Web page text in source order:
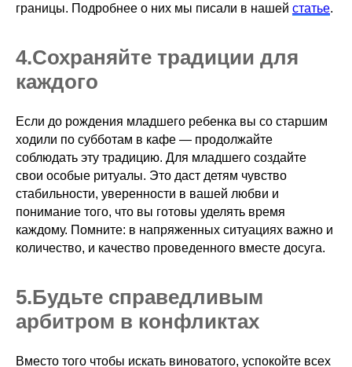
границы. Подробнее о них мы писали в нашей статье.
4.ㅤСохраняйте традиции для
каждого
Если до рождения младшего ребенка вы со старшим
ходили по субботам в кафе — продолжайте
соблюдать эту традицию. Для младшего создайте
свои особые ритуалы. Это даст детям чувство
стабильности, уверенности в вашей любви и
понимание того, что вы готовы уделять время
каждому. Помните: в напряженных ситуациях важно и
количество, и качество проведенного вместе досуга.
5.ㅤБудьте справедливым
арбитром в конфликтах
Вместо того чтобы искать виноватого, успокойте всех